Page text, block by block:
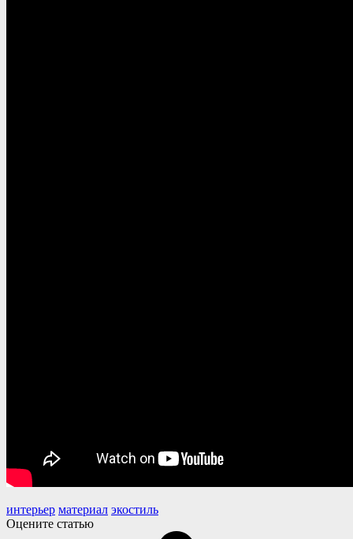
интерьер материал экостиль
Оцените статью